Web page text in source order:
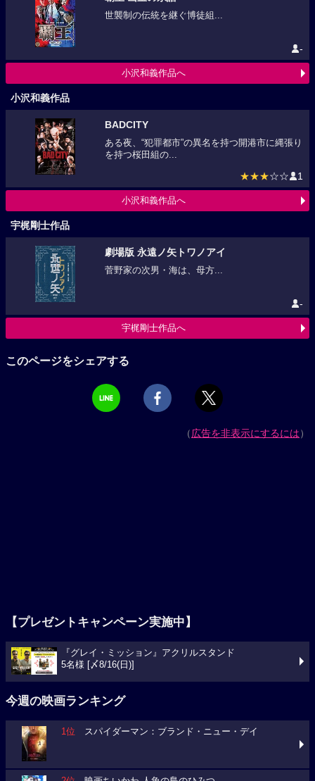
世襲制の伝統を継ぐ博徒組...
-
小沢和義作品へ
小沢和義作品
BADCITY
ある夜、“犯罪都市”の異名を持つ開港市に縄張り
を持つ桜田組の...
★★★☆☆ 1
小沢和義作品へ
宇梶剛士作品
劇場版 永遠ノ矢トワノアイ
菅野家の次男・海は、母方...
-
宇梶剛士作品へ
このページをシェアする
（広告を非表示にするには）
【プレゼントキャンペーン実施中】
『グレイ・ミッション』アクリルスタンド
5名様 [〆8/16(日)]
今週の映画ランキング
1位 スパイダーマン：ブランド・ニュー・デイ